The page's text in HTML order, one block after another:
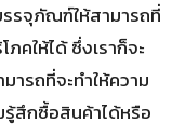
รจุภัณฑ์ให้สามารถที่
คให้ได้ ซึ่งเราก็จะ
ารถที่จะทำให้ความ
สึกซื้อสินค้าได้หรือ